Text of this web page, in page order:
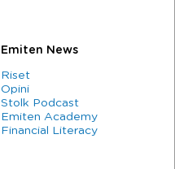
Emiten News
Riset
Opini
Stolk Podcast
Emiten Academy
Financial Literacy